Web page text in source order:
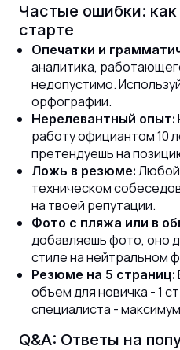
Частые ошибки: как
старте
Опечатки и
аналитика,
недопустимо.
орфографии.
Нерелевантный опыт:
работу официантом 10
претендуешь на
Ложь в резюме: Любой
техническом
на твоей репутации.
Фото с пляжа или в
добавляешь фото, оно
стиле на нейтральном
Резюме на 5 страниц:
объем для новичка - 1
специалиста -
Q&A: Ответы на